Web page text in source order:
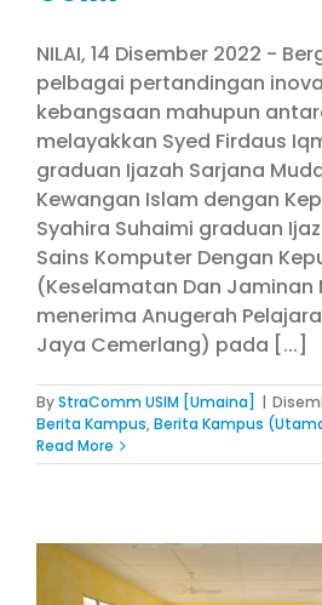
NILAI, 14 Disember 2022 -
pelbagai pertandingan
kebangsaan mahupun
melayakkan Syed Firdaus
graduan Ijazah Sarjana
Kewangan Islam dengan
Syahira Suhaimi graduan
Sains Komputer Dengan
(Keselamatan Dan Jaminan
menerima Anugerah
Jaya Cemerlang) pada [...]
ByStraComm USIM [Umaina] |
Berita Kampus,Berita Kampus
Read More